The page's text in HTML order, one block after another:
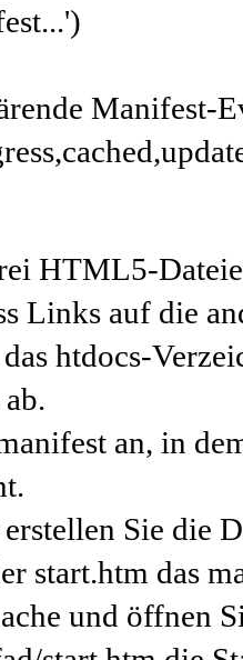
Manifest-
HTML5-
Links auf die
htdocs-
an, in
Sie die
start.htm das
und öffnen